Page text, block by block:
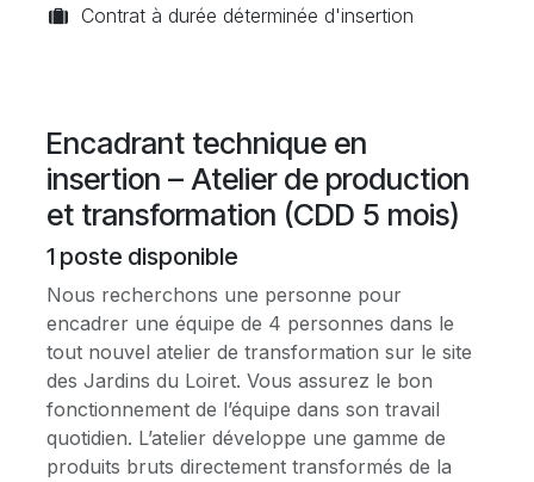
Contrat à durée déterminée d'insertion
Encadrant technique en
insertion – Atelier de production
et transformation (CDD 5 mois)
1 poste disponible
Nous recherchons une personne pour
encadrer une équipe de 4 personnes dans le
tout nouvel atelier de transformation sur le site
des Jardins du Loiret. Vous assurez le bon
fonctionnement de l’équipe dans son travail
quotidien. L’atelier développe une gamme de
produits bruts directement transformés de la